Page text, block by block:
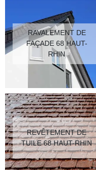
RAVALEMENT DE
FAÇADE 68 HAUT-
RHIN
REVÊTEMENT DE
TUILE 68 HAUT-RHIN